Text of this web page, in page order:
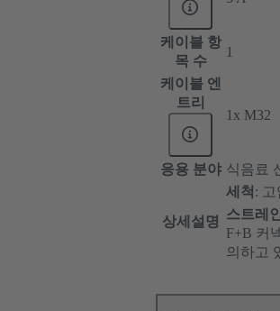
케이블 항
목 수
1
케이블 엔
트리
1x M32
응용 분야 식음료
상세설명
세척 :
스트레
F+B 커
의하고